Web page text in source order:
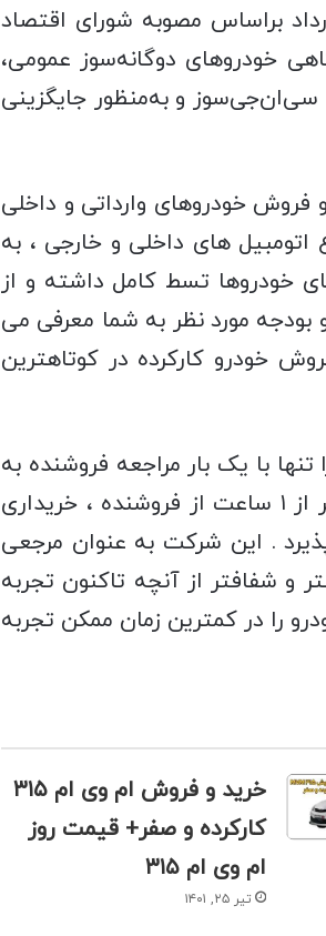
براساس مصوبه شورای اقتصاد
خودروهای دوگانه‌سوز عمومی،
و به‌منظور جایگزینی
زمینه خرید و فروش خودروهای وارداتی و داخلی
اتومبیل های داخلی و خارجی ، به
خودروها تسط کامل داشته و از
بودجه مورد نظر به شما معرفی می
خودرو کارکرده در کوتاهترین
با یک بار مراجعه فروشنده به
یکی از شعب پس از کارشناسی و تعیین قیمت در کمتر از ۱ ساعت از فروشنده ، خریداری
. این شرکت به عنوان مرجعی
و شفافتر از آنچه تاکنون تجربه
را در کمترین زمان ممکن تجربه
خرید و فروش ام وی ام ۳۱۵
کارکرده و صفر+ قیمت روز
ام وی ام ۳۱۵
تیر ۲۵, ۱۴۰۱